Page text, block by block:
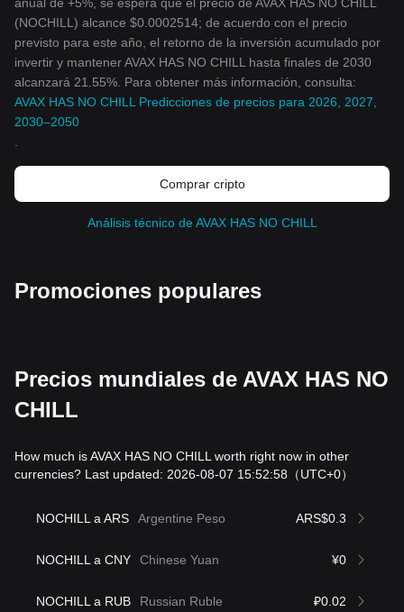
(NOCHILL) alcance $0.0002514; de acuerdo con el precio
previsto para este año, el retorno de la inversión acumulado por
invertir y mantener AVAX HAS NO CHILL hasta finales de 2030
alcanzará 21.55%. Para obtener más información, consulta:
AVAX HAS NO CHILL Predicciones de precios para 2026, 2027,
2030–2050
Comprar cripto
Análisis técnico de AVAX HAS NO CHILL
Promociones populares
Precios mundiales de AVAX HAS NO
CHILL
How much is AVAX HAS NO CHILL worth right now in other
currencies? Last updated: 2026-08-07 15:52:58 （UTC+0）
NOCHILL a ARS Argentine Peso ARS$0.3
NOCHILL a CNY Chinese Yuan ¥0
NOCHILL a RUB Russian Ruble ₽0.02